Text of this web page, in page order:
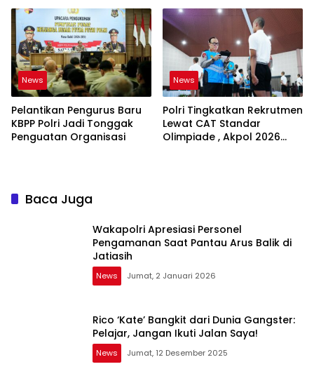
Dikembangkan
Jadi Satu Sistem
News
Pelantikan Pengurus Baru
KBPP Polri Jadi Tonggak
Penguatan Organisasi
News
Polri Tingkatkan Rekrutmen
Lewat CAT Standar
Olimpiade , Akpol 2026
Baca Juga
Wakapolri Apresiasi Personel
Pengamanan Saat Pantau Arus Balik di
Jatiasih
News Jumat, 2 Januari 2026
Rico ‘Kate’ Bangkit dari Dunia Gangster:
Pelajar, Jangan Ikuti Jalan Saya!
News Jumat, 12 Desember 2025